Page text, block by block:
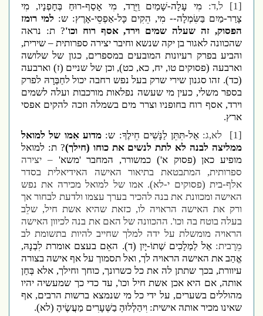
[1]ל,ד:מִי עָלָה-שָׁמַיִם וַיֵּרַד,מִי אָסַף-רוּחַ בְּחָפְנָיו, מִי
צָרַר-מַיִם בַּשִּׂמְלָה--מִי, הֵקִים כָּל-אַפְסֵי-אָרֶץ: ש:למי רומז
הפסוק, זה שעלה שמים וירד, אסף רוח וכו'? ת: נראה
שהכוונה לאגור בן יקה שנשא וחיבר יצירה ספרותית – שירית,
והביע בפרק רעיונות המובעים במספרים, כגון של שלושה
וארבעה (פסוקים טו, יח, כא, כט), וכן של שניים (ז) וארבעה
(כד). זהו סגנון שירי שרק בעל נפש רחבה יכול לחַבְּרָהּ לפרק
בספר משלי, כעין מי שעשה נפלאות מורכבות ועלה לשמים
וירד, אסף רוח בחופניו וצרר מים בשמלה וזכה להקים אפסי
ארץ.
[1]
לא,ג:אַל-תִּתֵּן לַנָּשִׁים חֵילֶךָ: ש:מדוע אִמו של למואל
ממליצה לבנה לא לתת לנשים את כוחו (חילך)? ת: למואל
מופיע כאן (פסוק א') כמשורר, המחבר 'משא'– יצירה
ספרותית, המתבטאת בתיאור האישה האידיאלית בסדר
אלף-בית (פסוקים י-לא). אמו של למואל מכירה את נפש
האישה ומכוונת את בנה להכיר בערך עצמו ולדעת לבחור אך
ורק את האישה הראויה לו, כזאת שהיא אשת חיל, שלֵב
בעלה בוטח בה וכו'. ההכוונה של האם את בנה לכיוון האישה
הראויה מומשלת על ידה למלך שחייב להיות בתשומת לב
מֵרָבית:אַל לַמְלָכִים שְׁתוֹ-יָיִן (ד). האֵם בעצם אומרת לִבְנָהּ,
אֱהַב את האישה הראויה לך, ואל תסמוך על אף אישה בצורה
עיוורת, בכך שתתן לה את כל כשרונך, כוחך וחילך, אלא בְּחַן
אותה, אם היא אכן אשת חיל וכו', עד כדי כך שמעשיה יהיו
מהוללים בשערים, על ידי כל מי שנמצא ברשות הרבים, אף
שאינו מכיר אותה אישית: וִיהַלְלוּהָ בַשְּׁעָרִים מַעֲשֶׂיהָ (לא).